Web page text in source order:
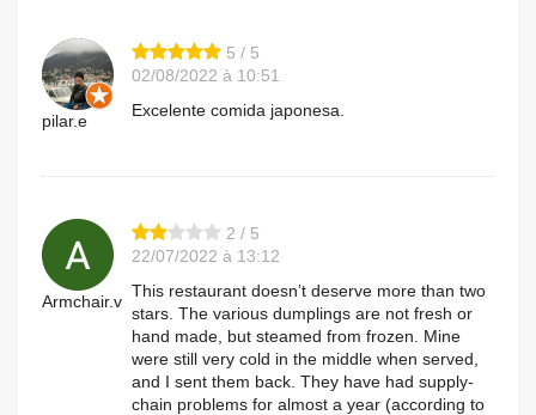
pilar.e
5 / 5
02/08/2022 à 10:51
Excelente comida japonesa.
Armchair.v
2 / 5
22/07/2022 à 13:12
This restaurant doesn’t deserve more than two
stars. The various dumplings are not fresh or
hand made, but steamed from frozen. Mine
were still very cold in the middle when served,
and I sent them back. They have had supply-
chain problems for almost a year (according to